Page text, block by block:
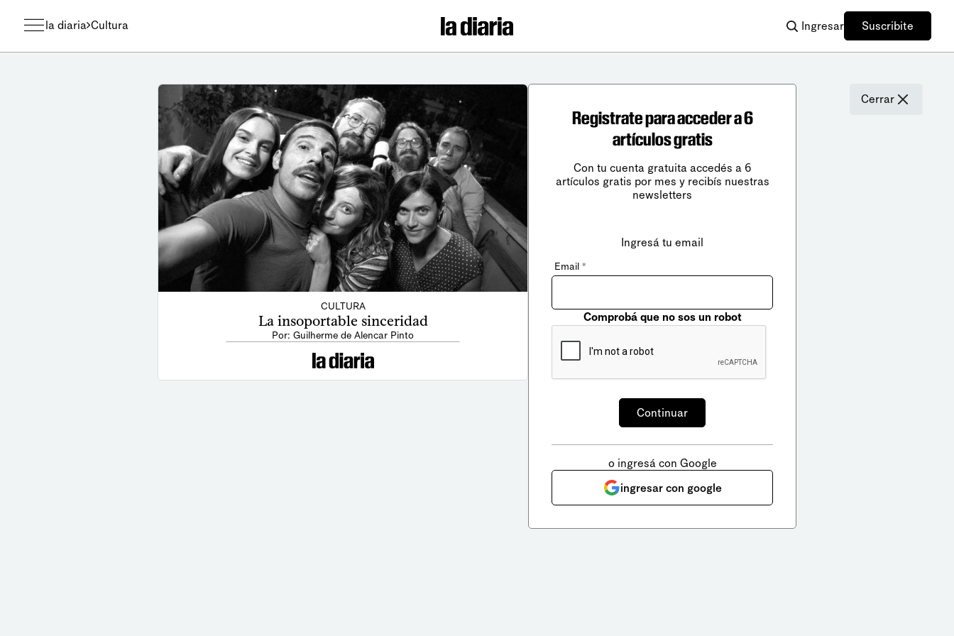
la diaria Cultura Ingresar Suscribite
CULTURA
La insoportable sinceridad
Por: Guilherme de Alencar Pinto
Cerrar
Registrate para acceder a 6
artículos gratis
Con tu cuenta gratuita accedés a 6
artículos gratis por mes y recibís nuestras
newsletters
Ingresá tu email
Email *
Comprobá que no sos un robot
o ingresá con Google
ingresar con google